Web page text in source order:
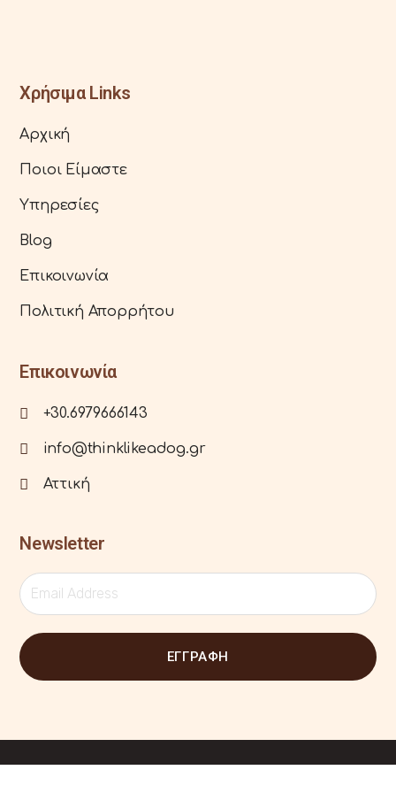
Χρήσιμα Links
Αρχική
Ποιοι Είμαστε
Υπηρεσίες
Blog
Επικοινωνία
Πολιτική Απορρήτου
Επικοινωνία
+30.6979666143
info@thinklikeadog.gr
Αττική
Newsletter
ΕΓΓΡΑΦΗ